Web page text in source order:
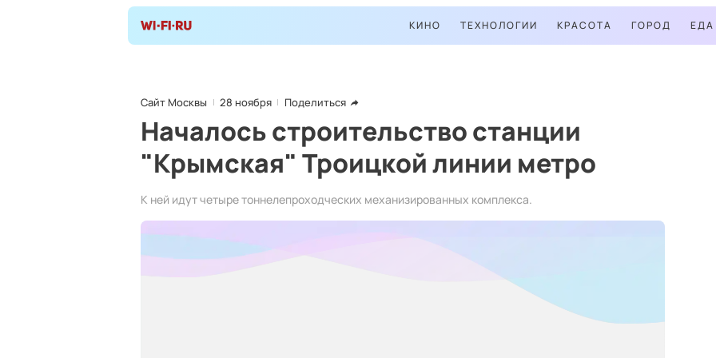
КИНО ТЕХНОЛОГИИ КРАСОТА ГОРОД ЕДА
Сайт Москвы 28 ноября Поделиться
Началось строительство станции
"Крымская" Троицкой линии метро
К ней идут четыре тоннелепроходческих механизированных комплекса.